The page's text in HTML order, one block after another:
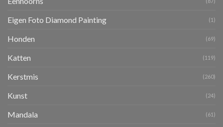
Eigen Foto Diamond Painting (1)
Honden (69)
Katten (119)
Kerstmis (260)
Kunst (24)
Mandala (61)